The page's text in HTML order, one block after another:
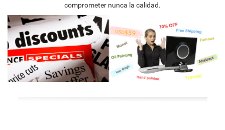
comprometer nunca la calidad.